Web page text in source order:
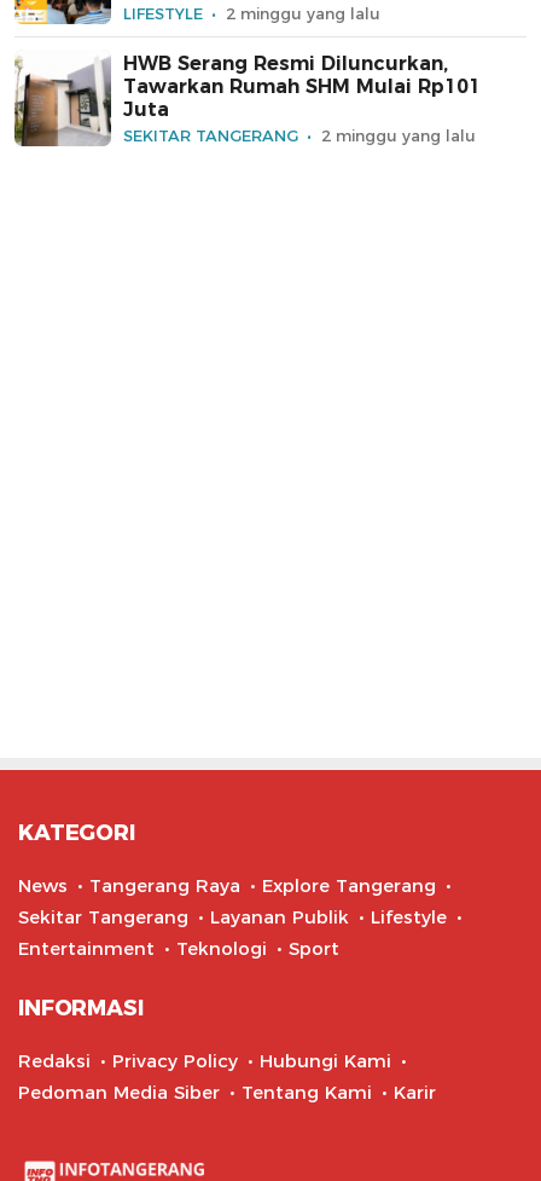
LIFESTYLE 2 minggu yang lalu
HWB Serang Resmi Diluncurkan,
Tawarkan Rumah SHM Mulai Rp101
Juta
SEKITAR TANGERANG 2 minggu yang lalu
KATEGORI
News Tangerang Raya
Explore Tangerang
Sekitar Tangerang
Layanan Publik
Lifestyle
Entertainment
Teknologi Sport
INFORMASI
Redaksi Privacy Policy
Hubungi Kami
Pedoman Media Siber
Tentang Kami Karir